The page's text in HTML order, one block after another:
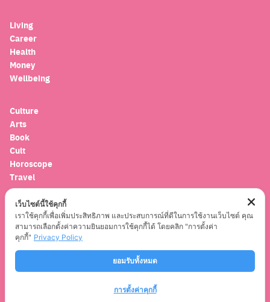
Living
Career
Health
Money
Wellbeing
Culture
Arts
Book
Cult
Horoscope
Travel
Entertainment
Celebrity
Movies
Musics
เว็บไซต์นี้ใช้คุกกี้
เราใช้คุกกี้เพื่อเพิ่มประสิทธิภาพ และประสบการณ์ที่ดีในการใช้งานเว็บไซต์ คุณ
สามารถเลือกตั้งค่าความยินยอมการใช้คุกกี้ได้ โดยคลิก "การตั้งค่า
คุกกี้" Privacy Policy
ยอมรับทั้งหมด
การตั้งค่าคุกกี้